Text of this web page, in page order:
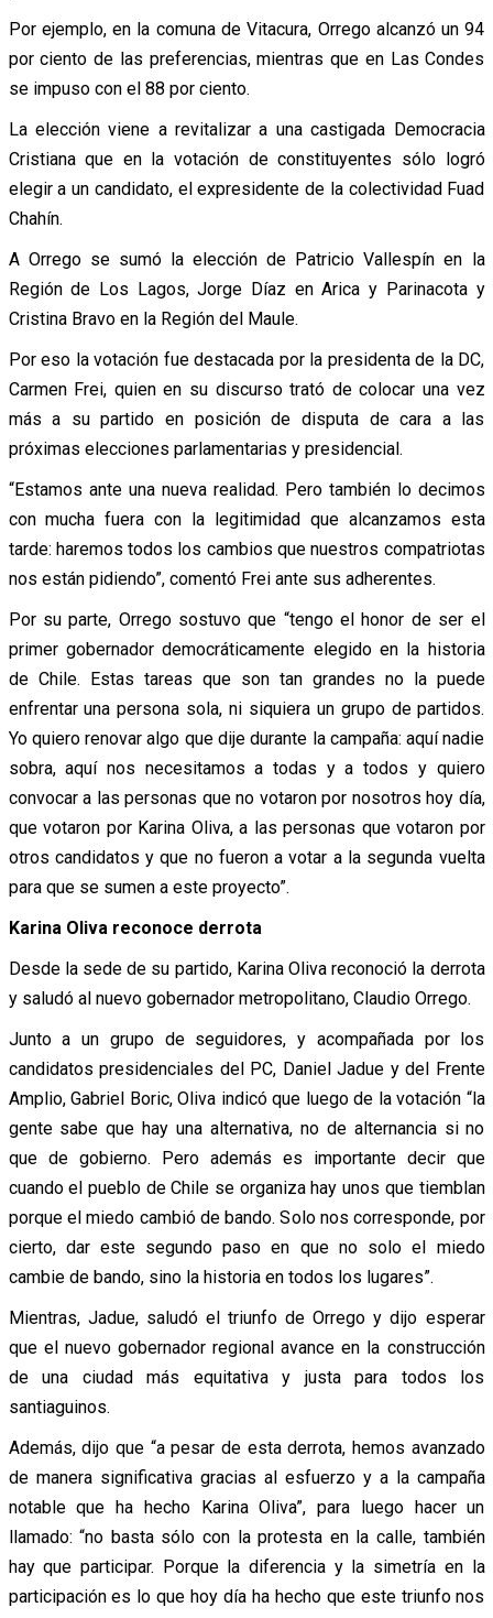
Por ejemplo, en la comuna de Vitacura, Orrego alcanzó un 94
por ciento de las preferencias, mientras que en Las Condes
se impuso con el 88 por ciento.
La elección viene a revitalizar a una castigada Democracia
Cristiana que en la votación de constituyentes sólo logró
elegir a un candidato, el expresidente de la colectividad Fuad
Chahín.
A Orrego se sumó la elección de Patricio Vallespín en la
Región de Los Lagos, Jorge Díaz en Arica y Parinacota y
Cristina Bravo en la Región del Maule.
Por eso la votación fue destacada por la presidenta de la DC,
Carmen Frei, quien en su discurso trató de colocar una vez
más a su partido en posición de disputa de cara a las
próximas elecciones parlamentarias y presidencial.
“Estamos ante una nueva realidad. Pero también lo decimos
con mucha fuera con la legitimidad que alcanzamos esta
tarde: haremos todos los cambios que nuestros compatriotas
nos están pidiendo”, comentó Frei ante sus adherentes.
Por su parte, Orrego sostuvo que “tengo el honor de ser el
primer gobernador democráticamente elegido en la historia
de Chile. Estas tareas que son tan grandes no la puede
enfrentar una persona sola, ni siquiera un grupo de partidos.
Yo quiero renovar algo que dije durante la campaña: aquí nadie
sobra, aquí nos necesitamos a todas y a todos y quiero
convocar a las personas que no votaron por nosotros hoy día,
que votaron por Karina Oliva, a las personas que votaron por
otros candidatos y que no fueron a votar a la segunda vuelta
para que se sumen a este proyecto”.
Karina Oliva reconoce derrota
Desde la sede de su partido, Karina Oliva reconoció la derrota
y saludó al nuevo gobernador metropolitano, Claudio Orrego.
Junto a un grupo de seguidores, y acompañada por los
candidatos presidenciales del PC, Daniel Jadue y del Frente
Amplio, Gabriel Boric, Oliva indicó que luego de la votación “la
gente sabe que hay una alternativa, no de alternancia si no
que de gobierno. Pero además es importante decir que
cuando el pueblo de Chile se organiza hay unos que tiemblan
porque el miedo cambió de bando. Solo nos corresponde, por
cierto, dar este segundo paso en que no solo el miedo
cambie de bando, sino la historia en todos los lugares”.
Mientras, Jadue, saludó el triunfo de Orrego y dijo esperar
que el nuevo gobernador regional avance en la construcción
de una ciudad más equitativa y justa para todos los
santiaguinos.
Además, dijo que “a pesar de esta derrota, hemos avanzado
de manera significativa gracias al esfuerzo y a la campaña
notable que ha hecho Karina Oliva”, para luego hacer un
llamado: “no basta sólo con la protesta en la calle, también
hay que participar. Porque la diferencia y la simetría en la
participación es lo que hoy día ha hecho que este triunfo nos